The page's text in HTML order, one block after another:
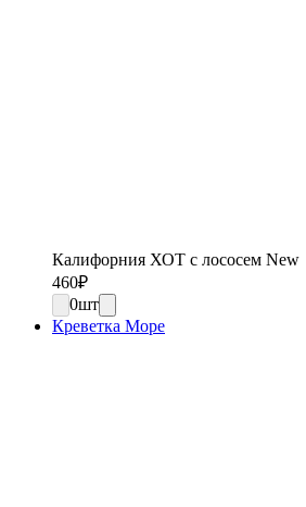
Калифорния ХОТ с лососем New
460₽
0шт
Креветка Море